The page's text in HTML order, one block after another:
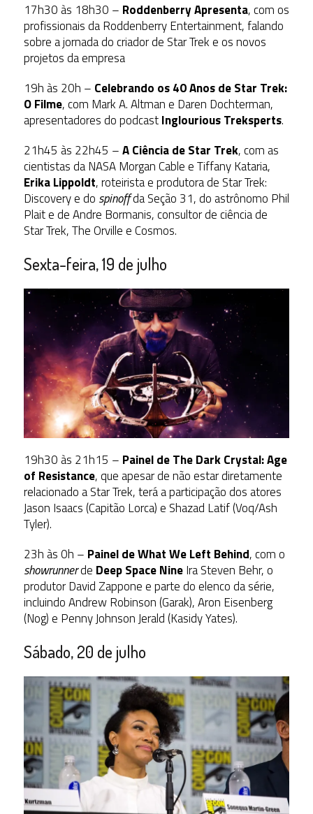
17h30 às 18h30 – Roddenberry Apresenta, com os
profissionais da Roddenberry Entertainment, falando
sobre a jornada do criador de Star Trek e os novos
projetos da empresa
19h às 20h – Celebrando os 40 Anos de Star Trek:
O Filme, com Mark A. Altman e Daren Dochterman,
apresentadores do podcastInglourious Treksperts.
21h45 às 22h45 –A Ciência de Star Trek, com as
cientistas da NASA Morgan Cable e Tiffany Kataria,
Erika Lippoldt, roteirista e produtora de Star Trek:
Discovery e do spinoffda Seção 31, do astrônomo Phil
Plait e de Andre Bormanis, consultor de ciência de
Star Trek, The Orville e Cosmos.
Sexta-feira, 19 de julho
19h30 às 21h15 – Painel de The Dark Crystal: Age
of Resistance, que apesar de não estar diretamente
relacionado a Star Trek, terá a participação dos atores
Jason Isaacs (Capitão Lorca) e Shazad Latif (Voq/Ash
Tyler).
23h às 0h – Painel de What We Left Behind, com o
showrunnerde Deep Space NineIra Steven Behr, o
produtor David Zappone e parte do elenco da série,
incluindo Andrew Robinson (Garak), Aron Eisenberg
(Nog) e Penny Johnson Jerald (Kasidy Yates).
Sábado, 20 de julho